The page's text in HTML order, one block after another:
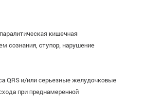
кишечная
сознания, ступор, нарушение
QRS и/или серьезные желудочковые
при преднамеренной